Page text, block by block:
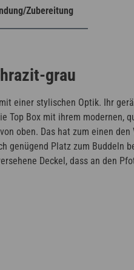
Zubereitung
grau
einer stylischen Optik. Ihr
Top Box mit ihrem
oben. Das hat zum einen
genügend Platz zum
Deckel, dass an den